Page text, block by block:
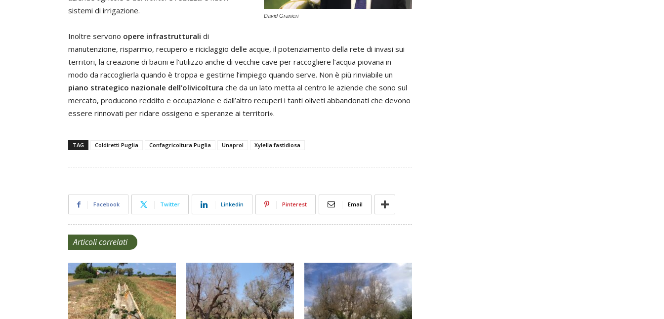
David Granieri
sistemi di irrigazione.
Inoltre servono opere infrastrutturali di
manutenzione, risparmio, recupero e riciclaggio delle acque, il potenziamento della rete di invasi sui
territori, la creazione di bacini e l’utilizzo anche di vecchie cave per raccogliere l’acqua piovana in
modo da raccoglierla quando è troppa e gestirne l’impiego quando serve. Non è più rinviabile un
piano strategico nazionale dell’olivicoltura che da un lato metta al centro le aziende che sono sul
mercato, producono reddito e occupazione e dall’altro recuperi i tanti oliveti abbandonati che devono
essere rinnovati per ridare ossigeno e speranze ai territori».
TAG Coldiretti Puglia Confagricoltura Puglia Unaprol Xylella fastidiosa
Facebook Twitter Linkedin Pinterest Email
Articoli correlati